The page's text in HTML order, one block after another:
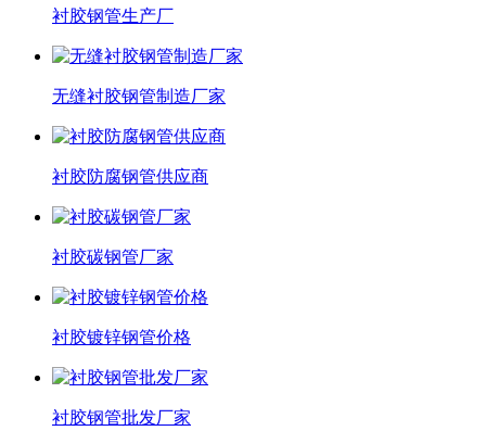
衬胶钢管生产厂
无缝衬胶钢管制造厂家
衬胶防腐钢管供应商
衬胶碳钢管厂家
衬胶镀锌钢管价格
衬胶钢管批发厂家